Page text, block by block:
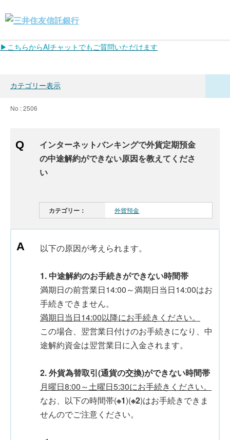
▶こちらからAIチャットでもご質問いただけます
カテゴリー表示
No : 2506
インターネットバンキングで外貨定期預金
の中途解約ができない原因を教えてくださ
い
カテゴリー： 外貨預金
以下の原因が考えられます。
1. 中途解約のお手続きができない時間帯
満期日の前営業日14:00～満期日当日14:00はお
手続きできません。
満期日当日14:00以降にお手続きください。
この場合、翌営業日付けのお手続きになり、中
途解約資金は翌営業日に入金されます。
2. 外貨為替取引(通貨の交換)ができない時間帯
月曜日8:00～土曜日5:30にお手続きください。
なお、以下の時間帯(※1)(※2)はお手続きできま
せんのでご注意ください。